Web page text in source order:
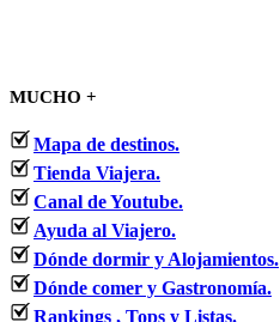
MUCHO +
Mapa de destinos.
Tienda Viajera.
Canal de Youtube.
Ayuda al Viajero.
Dónde dormir y Alojamientos.
Dónde comer y Gastronomía.
Rankings , Tops y Listas.